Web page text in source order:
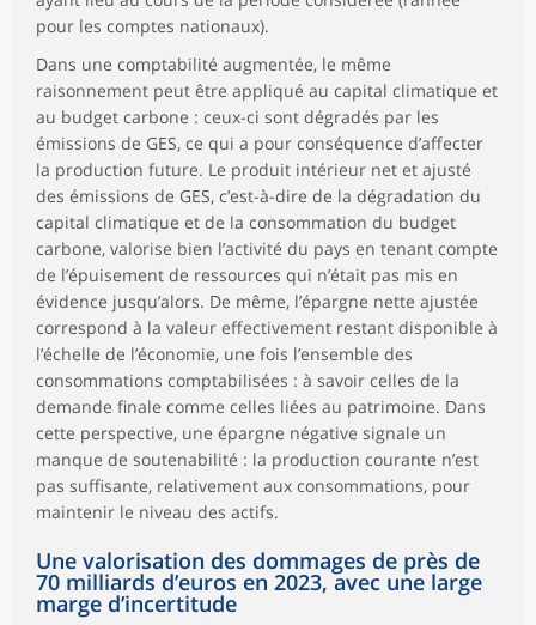
pour les comptes nationaux).
Dans une comptabilité augmentée, le même
raisonnement peut être appliqué au capital climatique et
au budget carbone : ceux-ci sont dégradés par les
émissions de GES, ce qui a pour conséquence d’affecter
la production future. Le produit intérieur net et ajusté
des émissions de GES, c’est-à-dire de la dégradation du
capital climatique et de la consommation du budget
carbone, valorise bien l’activité du pays en tenant compte
de l’épuisement de ressources qui n’était pas mis en
évidence jusqu’alors. De même, l’épargne nette ajustée
correspond à la valeur effectivement restant disponible à
l’échelle de l’économie, une fois l’ensemble des
consommations comptabilisées : à savoir celles de la
demande finale comme celles liées au patrimoine. Dans
cette perspective, une épargne négative signale un
manque de soutenabilité : la production courante n’est
pas suffisante, relativement aux consommations, pour
maintenir le niveau des actifs.
Une valorisation des dommages de près de
70 milliards d’euros en 2023, avec une large
marge d’incertitude